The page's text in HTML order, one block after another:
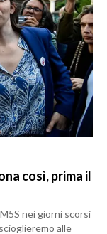
così, prima il
nei giorni scorsi
alle